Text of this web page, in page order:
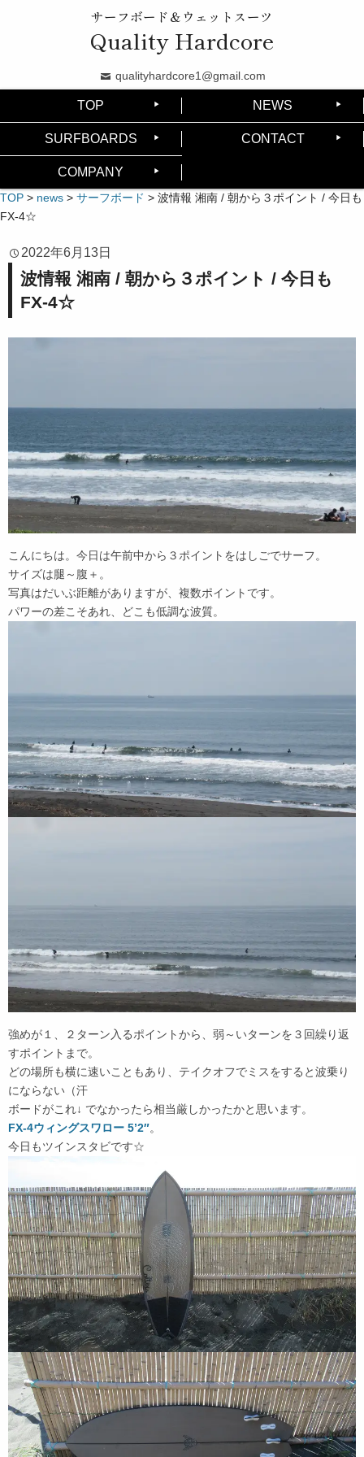
サーフボード＆ウェットスーツ
Quality Hardcore
qualityhardcore1@gmail.com
TOP NEWS
SURFBOARDS CONTACT
COMPANY
TOP > news > サーフボード > 波情報 湘南 / 朝から３ポイント / 今日も
FX-4☆
2022年6月13日
波情報 湘南 / 朝から３ポイント / 今日も
FX-4☆
こんにちは。今日は午前中から３ポイントをはしごでサーフ。
サイズは腿～腹＋。
写真はだいぶ距離がありますが、複数ポイントです。
パワーの差こそあれ、どこも低調な波質。
強めが１、２ターン入るポイントから、弱～いターンを３回繰り返
すポイントまで。
どの場所も横に速いこともあり、テイクオフでミスをすると波乗り
にならない（汗
ボードがこれ↓ でなかったら相当厳しかったかと思います。
FX-4ウィングスワロー 5’2″。
今日もツインスタビです☆